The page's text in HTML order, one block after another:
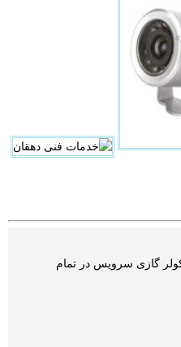
گازی سرویس در تمام